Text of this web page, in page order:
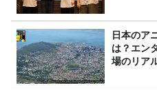
日本のア
は？エン
場のリア